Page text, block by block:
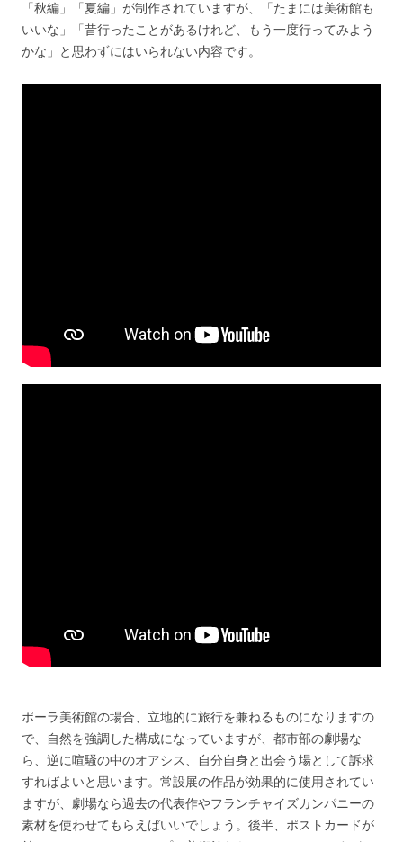
「秋編」「夏編」が制作されていますが、「たまには美術館も
いいな」「昔行ったことがあるけれど、もう一度行ってみよう
かな」と思わずにはいられない内容です。
ポーラ美術館の場合、立地的に旅行を兼ねるものになりますの
で、自然を強調した構成になっていますが、都市部の劇場な
ら、逆に喧騒の中のオアシス、自分自身と出会う場として訴求
すればよいと思います。常設展の作品が効果的に使用されてい
ますが、劇場なら過去の代表作やフランチャイズカンパニーの
素材を使わせてもらえばいいでしょう。後半、ポストカードが